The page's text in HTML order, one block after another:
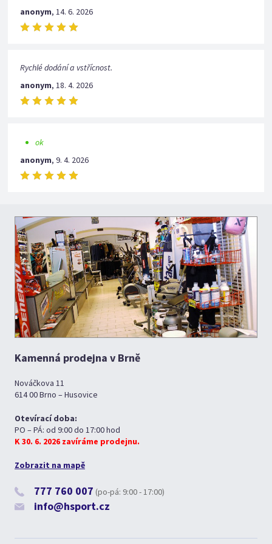
anonym,14. 6. 2026
Rychlé dodání a vstřícnost.
anonym,18. 4. 2026
ok
anonym,9. 4. 2026
Kamenná prodejna v Brně
Nováčkova 11
614 00 Brno – Husovice
Otevírací doba:
PO – PÁ: od 9:00 do 17:00 hod
K 30. 6. 2026 zavíráme prodejnu.
Zobrazit na mapě
777 760 007 (po-pá: 9:00 - 17:00)
info@hsport.cz